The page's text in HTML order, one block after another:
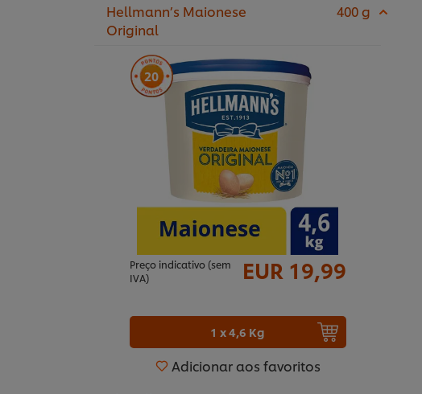
Hellmann’s Maionese
Original
400 g
20
Preço indicativo (sem
IVA)
EUR 19,99
1 x 4,6 Kg
Adicionar aos favoritos